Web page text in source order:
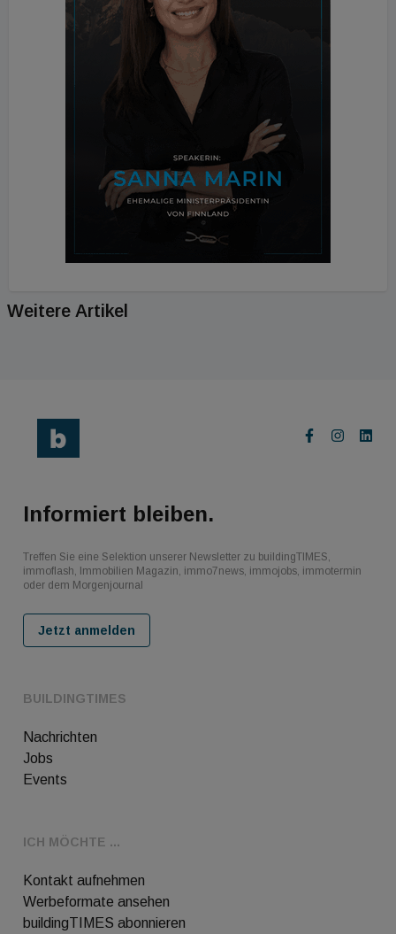
Weitere Artikel
BUILDINGTIMES
Nachrichten
Jobs
Events
ICH MÖCHTE ...
Kontakt aufnehmen
Werbeformate ansehen
buildingTIMES abonnieren
Informiert bleiben.
Treffen Sie eine Selektion unserer Newsletter zu buildingTIMES,
immoflash, Immobilien Magazin, immo7news, immojobs, immotermin
oder dem Morgenjournal
Jetzt anmelden